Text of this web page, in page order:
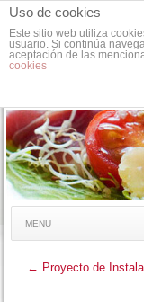
Uso de cookies
Este sitio web utiliza
usuario. Si continúa
aceptación de las
cookies
MENU
← Proyecto de